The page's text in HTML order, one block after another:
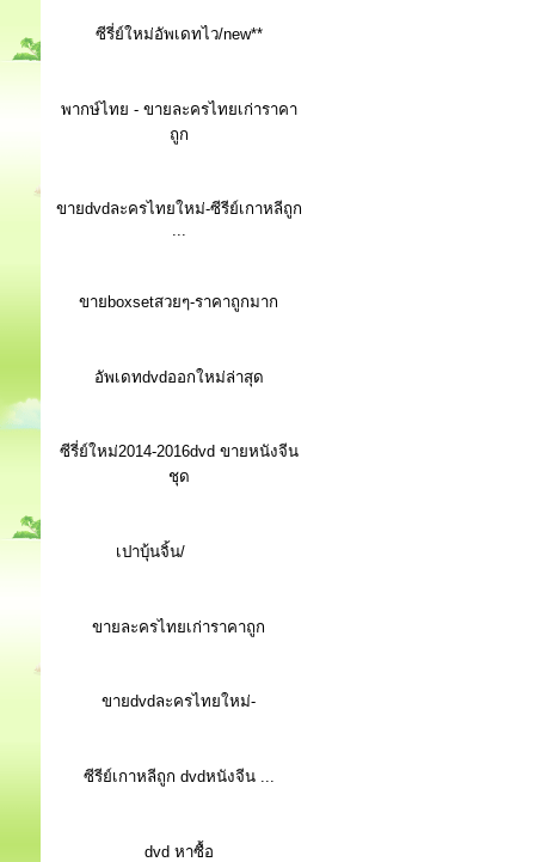
ซีรี่ย์ใหม่อัพเดทไว/new**
พากษ์ไทย - ขายละครไทยเก่าราคา
ถูก
ขายdvdละครไทยใหม่-ซีรีย์เกาหลีถูก
...
ขายboxsetสวยๆ-ราคาถูกมาก
อัพเดทdvdออกใหม่ล่าสุด
ซีรี่ย์ใหม่2014-2016dvd ขายหนังจีน
ชุด
เปาบุ้นจิ้น/
ขายละครไทยเก่าราคาถูก
ขายdvdละครไทยใหม่-
ซีรีย์เกาหลีถูก dvdหนังจีน ...
dvd หาซื้อ